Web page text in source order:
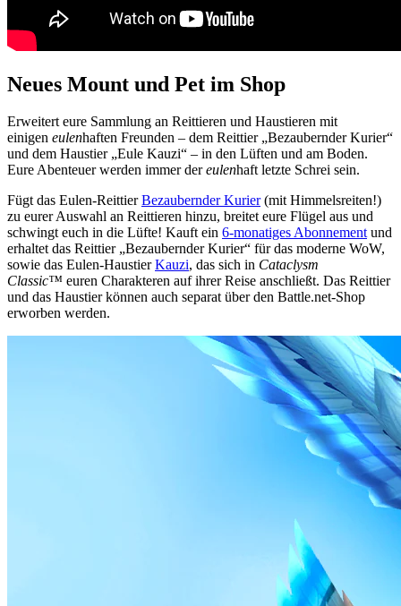
Neues Mount und Pet im Shop
Erweitert eure Sammlung an Reittieren und Haustieren mit
einigen eulenhaften Freunden – dem Reittier „Bezaubernder Kurier“
und dem Haustier „Eule Kauzi“ – in den Lüften und am Boden.
Eure Abenteuer werden immer dereulenhaft letzte Schrei sein.
Fügt das Eulen-ReittierBezaubernder Kurier(mit Himmelsreiten!)
zu eurer Auswahl an Reittieren hinzu, breitet eure Flügel aus und
schwingt euch in die Lüfte! Kauft ein 6-monatiges Abonnementund
erhaltet das Reittier „Bezaubernder Kurier“ für das moderne WoW,
sowie das Eulen-HaustierKauzi, das sich in Cataclysm
Classic™ euren Charakteren auf ihrer Reise anschließt. Das Reittier
und das Haustier können auch separat über den Battle.net-Shop
erworben werden.